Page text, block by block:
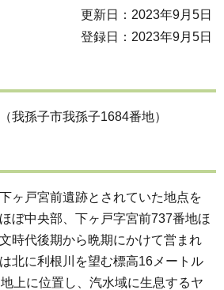
更新日：2023年9月5日
登録日：2023年9月5日
我孫子市我孫子1684番地）
ヶ戸宮前遺跡とされていた地点を
ぼ中央部、下ヶ戸字宮前737番地ほ
時代後期から晩期にかけて営まれ
北に利根川を望む標高16メートル
上に位置し、汽水域に生息するヤ